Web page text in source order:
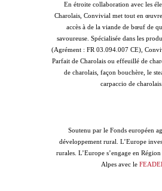
En étroite collaboration avec les
Charolais, Convivial met tout en
accès à de la viande de bœuf de
savoureuse. Spécialisée dans les
(Agrément : FR 03.094.007 CE),
Parfait de Charolais ou effeuillé de
de charolais, façon bouchère, le
carpaccio de
Soutenu par le Fonds européen
développement rural. L’Europe
rurales. L’Europe s’engage en
Alpes avec le